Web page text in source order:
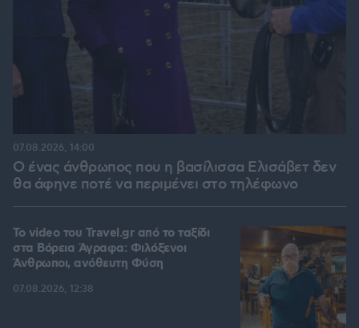
Ο ένας άνθρωπος που η βασίλισσα Ελισάβετ δεν
θα άφηνε ποτέ να περιμένει στο τηλέφωνο
07.08.2026, 14:00
To video του Travel.gr από το ταξίδι
στα Βόρεια Άγραφα: Φιλόξενοι
Άνθρωποι, ανόθευτη Φύση
07.08.2026, 12:38